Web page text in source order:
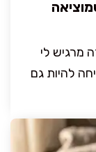
מרגיש לי
להיות גם